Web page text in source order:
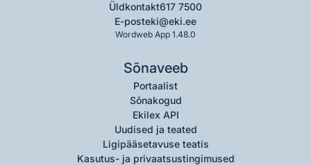
Üldkontakt617 7500
E-posteki@eki.ee
Wordweb App 1.48.0
Sõnaveeb
Portaalist
Sõnakogud
Ekilex API
Uudised ja teated
Ligipääsetavuse teatis
Kasutus- ja privaatsustingimused